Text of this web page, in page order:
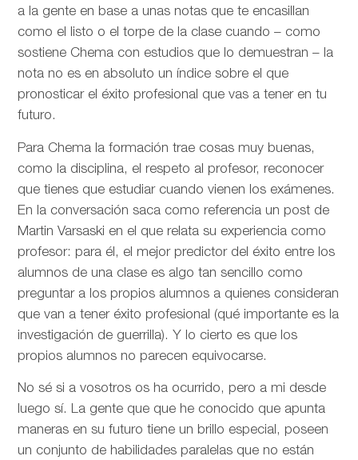
a la gente en base a unas notas que te encasillan
como el listo o el torpe de la clase cuando – como
sostiene Chema con estudios que lo demuestran – la
nota no es en absoluto un índice sobre el que
pronosticar el éxito profesional que vas a tener en tu
futuro.
Para Chema la formación trae cosas muy buenas,
como la disciplina, el respeto al profesor, reconocer
que tienes que estudiar cuando vienen los exámenes.
En la conversación saca como referencia un post de
Martin Varsaski en el que relata su experiencia como
profesor: para él, el mejor predictor del éxito entre los
alumnos de una clase es algo tan sencillo como
preguntar a los propios alumnos a quienes consideran
que van a tener éxito profesional (qué importante es la
investigación de guerrilla). Y lo cierto es que los
propios alumnos no parecen equivocarse.
No sé si a vosotros os ha ocurrido, pero a mi desde
luego sí. La gente que que he conocido que apunta
maneras en su futuro tiene un brillo especial, poseen
un conjunto de habilidades paralelas que no están